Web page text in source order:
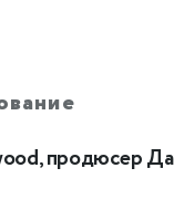
продюсер